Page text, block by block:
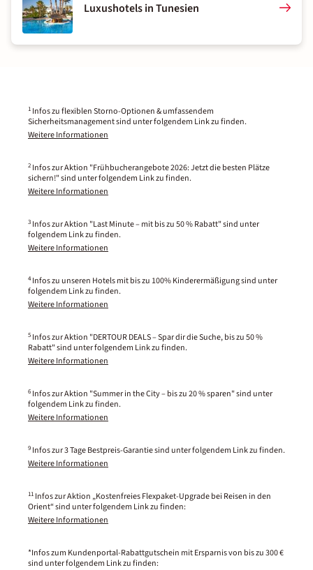
Luxushotels in Tunesien
1 Infos zu flexiblen Storno-Optionen & umfassendem
Sicherheitsmanagement sind unter folgendem Link zu finden.
Weitere Informationen
2 Infos zur Aktion "Frühbucherangebote 2026: Jetzt die besten Plätze
sichern!" sind unter folgendem Link zu finden.
Weitere Informationen
3 Infos zur Aktion "Last Minute – mit bis zu 50 % Rabatt" sind unter
folgendem Link zu finden.
Weitere Informationen
4 Infos zu unseren Hotels mit bis zu 100% Kinderermäßigung sind unter
folgendem Link zu finden.
Weitere Informationen
5 Infos zur Aktion "DERTOUR DEALS – Spar dir die Suche, bis zu 50 %
Rabatt" sind unter folgendem Link zu finden.
Weitere Informationen
6 Infos zur Aktion "Summer in the City – bis zu 20 % sparen" sind unter
folgendem Link zu finden.
Weitere Informationen
9 Infos zur 3 Tage Bestpreis-Garantie sind unter folgendem Link zu finden.
Weitere Informationen
11 Infos zur Aktion „Kostenfreies Flexpaket-Upgrade bei Reisen in den
Orient“ sind unter folgendem Link zu finden:
Weitere Informationen
*Infos zum Kundenportal-Rabattgutschein mit Ersparnis von bis zu 300 €
sind unter folgendem Link zu finden: